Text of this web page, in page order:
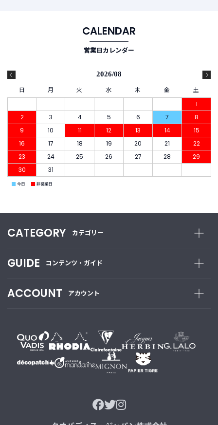
CALENDAR
営業日カレンダー
2026/08
日 月 火 水 木 金
土
1
2
3 4 5 6 7
8
9
10 11 12 13 14
15
16
17 18 19 20 21
22
23
24 25 26 27 28
29
30
31
■ 今日 ■ 非営業日
CATEGORY カテゴリー
GUIDE コンテンツ・ガイド
ACCOUNT アカウント